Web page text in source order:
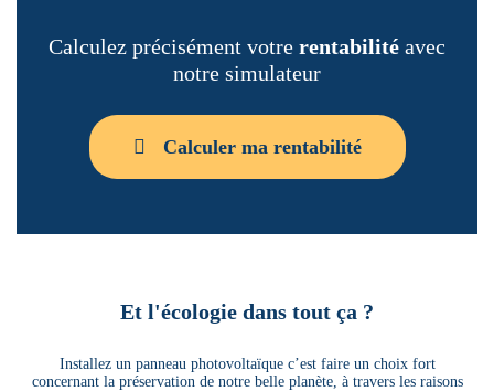
Calculez précisément votre rentabilité avec
notre simulateur
Calculer ma rentabilité
Et l'écologie dans tout ça ?
Installez un panneau photovoltaïque c’est faire un choix fort
concernant la préservation de notre belle planète, à travers les raisons